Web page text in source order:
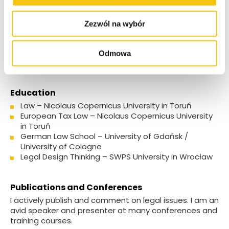
Zezwól na wybór
Odmowa
Judo Association).
Specialization
Tax law, legal risk management, succession and family
foundations, M&A.
Education
Law – Nicolaus Copernicus University in Toruń
European Tax Law – Nicolaus Copernicus University
in Toruń
German Law School – University of Gdańsk /
University of Cologne
Legal Design Thinking – SWPS University in Wrocław
Publications and Conferences
I actively publish and comment on legal issues. I am an
avid speaker and presenter at many conferences and
training courses.